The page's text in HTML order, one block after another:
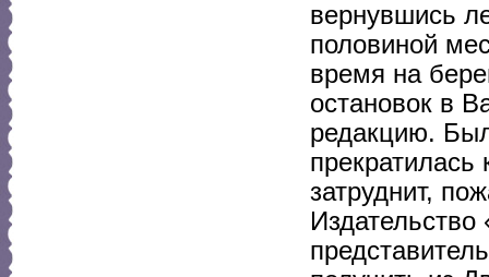
вернувшись
половиной
время на
остановок в
редакцию.
затруднит,